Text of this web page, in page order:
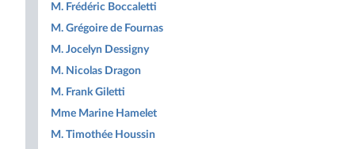
M. Frédéric Boccaletti
M. Grégoire de Fournas
M. Jocelyn Dessigny
M. Nicolas Dragon
M. Frank Giletti
Mme Marine Hamelet
M. Timothée Houssin